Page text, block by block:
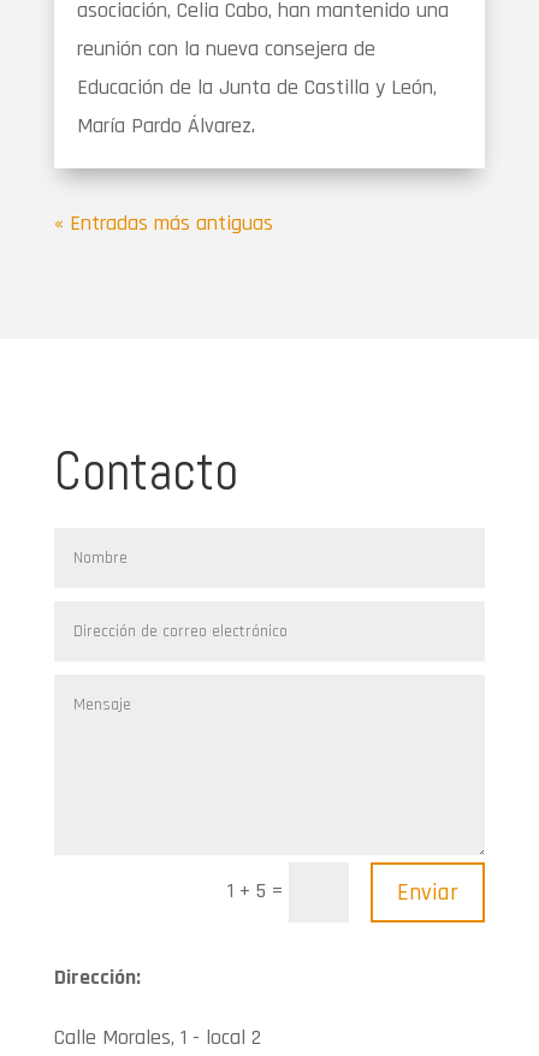
asociación, Celia Cabo, han mantenido una
reunión con la nueva consejera de
Educación de la Junta de Castilla y León,
María Pardo Álvarez.
« Entradas más antiguas
Contacto
1 + 5 = Enviar
Dirección:
Calle Morales, 1 - local 2